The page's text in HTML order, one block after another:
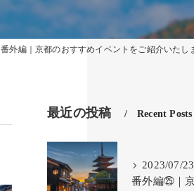
番外編｜京都のおすすめイベントをご紹介いた
最近の投稿 Recent Posts
2023/07/23